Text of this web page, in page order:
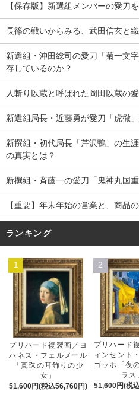
【保存版】新選組メンバーの愛刀
長篠の戦いからみる、武田信玄と
新選組・沖田総司の愛刀「菊一文
存しているのか？
人斬り以蔵と呼ばれた岡田以蔵の
新選組局長・近藤勇が愛刀「虎徹
新撰組・初代局長「芹沢鴨」の生
の真実とは？
新撰組・斉藤一の愛刀「鬼神丸国
【重要】年末年始の営業と、商品
ランキング
1
プリハード複製画／ヨ
ハネス・フェルメール
「真珠の耳飾りの少
女」
51,600円(税込56,760円)
2
プリハード
ィンセント
ゴッホ「夜
ラス
51,600円(税